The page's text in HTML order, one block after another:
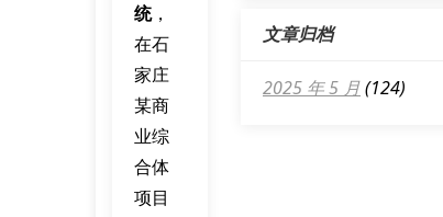
统，
在石
家庄
某商
业综
合体
项目
文章归档
2025 年 5 月(124)